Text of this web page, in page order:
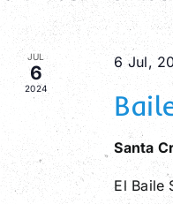
de
Eventos
JUL
6
2024
6 Jul,
Santa
El Baile